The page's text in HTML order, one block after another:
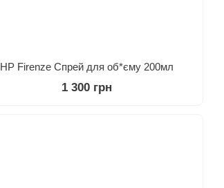
HP Firenze Спрей для об*єму 200мл
1 300 грн